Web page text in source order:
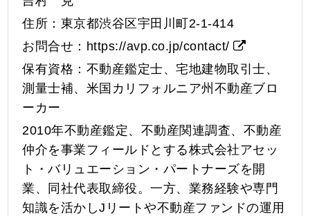
住所：東京都渋谷区宇田川町2-1-414
お問合せ： https://avp.co.jp/contact/
保有資格：不動産鑑定士、宅地建物取引士、
測量士補、米国カリフォルニア州不動産ブロ
ーカー
2010年不動産鑑定、不動産関連調査、不動産
仲介を事業フィールドとする株式会社アセッ
ト・バリュエーション・パートナーズを開
業、同社代表取締役。一方、業務経験や専門
知識を活かしJリートや不動産ファンドの運用